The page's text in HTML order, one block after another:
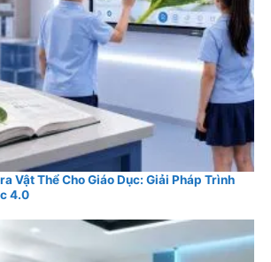
Vật Thể Cho Giáo Dục: Giải Pháp Trình
4.0